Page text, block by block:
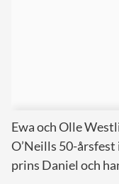
Ewa och Olle
O’Neills 50-
prins Daniel och